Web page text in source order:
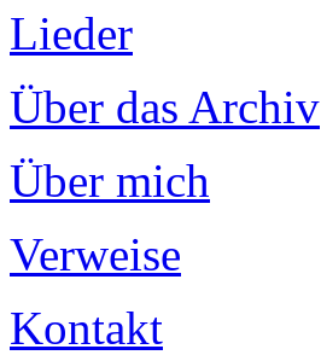
Lieder
Über das Archiv
Über mich
Verweise
Kontakt